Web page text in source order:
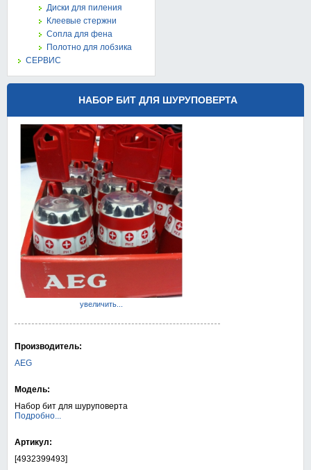
Диски для пиления
Клеевые стержни
Сопла для фена
Полотно для лобзика
СЕРВИС
НАБОР БИТ ДЛЯ ШУРУПОВЕРТА
увеличить...
Производитель:
AEG
Модель:
Набор бит для шуруповерта
Подробно...
Артикул:
[4932399493]